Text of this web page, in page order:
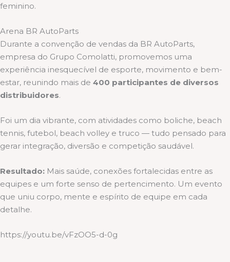
feminino.
Arena BR AutoParts
Durante a convenção de vendas da BR AutoParts,
empresa do Grupo Comolatti, promovemos uma
experiência inesquecível de esporte, movimento e bem-
estar, reunindo mais de 400 participantes de diversos
distribuidores.
Foi um dia vibrante, com atividades como boliche, beach
tennis, futebol, beach volley e truco — tudo pensado para
gerar integração, diversão e competição saudável.
Resultado: Mais saúde, conexões fortalecidas entre as
equipes e um forte senso de pertencimento. Um evento
que uniu corpo, mente e espírito de equipe em cada
detalhe.
https://youtu.be/vFzOO5-d-0g